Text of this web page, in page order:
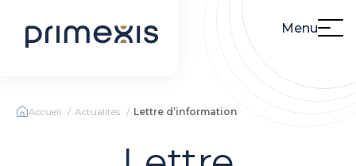
Menu
Accueil Actualités Lettre d’information